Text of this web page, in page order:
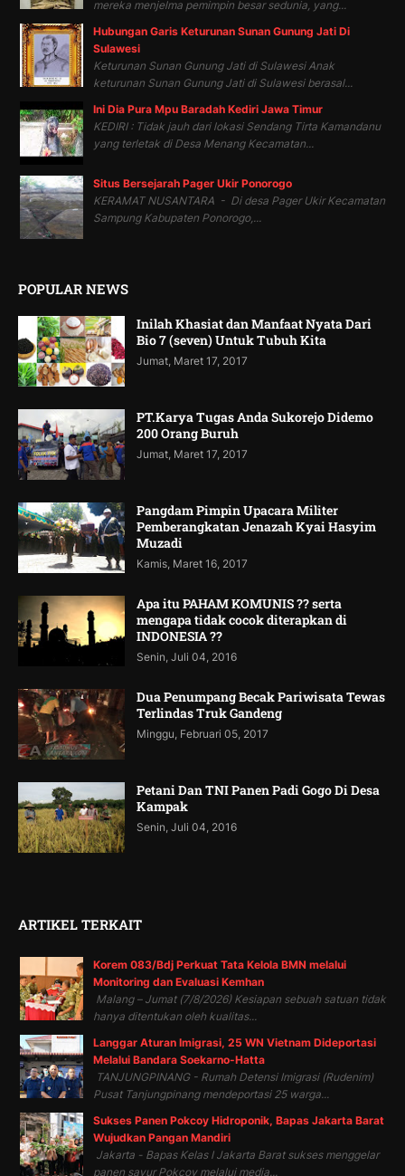
mereka menjelma pemimpin besar sedunia, yang...
Hubungan Garis Keturunan Sunan Gunung Jati Di
Sulawesi
Keturunan Sunan Gunung Jati di Sulawesi Anak
keturunan Sunan Gunung Jati di Sulawesi berasal...
Ini Dia Pura Mpu Baradah Kediri Jawa Timur
KEDIRI : Tidak jauh dari lokasi Sendang Tirta Kamandanu
yang terletak di Desa Menang Kecamatan...
Situs Bersejarah Pager Ukir Ponorogo
KERAMAT NUSANTARA - Di desa Pager Ukir Kecamatan
Sampung Kabupaten Ponorogo,...
POPULAR NEWS
Inilah Khasiat dan Manfaat Nyata Dari
Bio 7 (seven) Untuk Tubuh Kita
Jumat, Maret 17, 2017
PT.Karya Tugas Anda Sukorejo Didemo
200 Orang Buruh
Jumat, Maret 17, 2017
Pangdam Pimpin Upacara Militer
Pemberangkatan Jenazah Kyai Hasyim
Muzadi
Kamis, Maret 16, 2017
Apa itu PAHAM KOMUNIS ?? serta
mengapa tidak cocok diterapkan di
INDONESIA ??
Senin, Juli 04, 2016
Dua Penumpang Becak Pariwisata Tewas
Terlindas Truk Gandeng
Minggu, Februari 05, 2017
Petani Dan TNI Panen Padi Gogo Di Desa
Kampak
Senin, Juli 04, 2016
ARTIKEL TERKAIT
Korem 083/Bdj Perkuat Tata Kelola BMN melalui
Monitoring dan Evaluasi Kemhan
Malang – Jumat (7/8/2026) Kesiapan sebuah satuan tidak
hanya ditentukan oleh kualitas...
Langgar Aturan Imigrasi, 25 WN Vietnam Dideportasi
Melalui Bandara Soekarno-Hatta
TANJUNGPINANG - Rumah Detensi Imigrasi (Rudenim)
Pusat Tanjungpinang mendeportasi 25 warga...
Sukses Panen Pokcoy Hidroponik, Bapas Jakarta Barat
Wujudkan Pangan Mandiri
Jakarta - Bapas Kelas I Jakarta Barat sukses menggelar
panen sayur Pokcoy melalui media...